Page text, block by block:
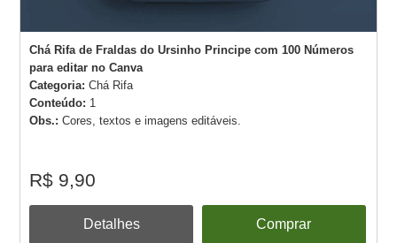
Chá Rifa de Fraldas do Ursinho Principe com 100 Números
para editar no Canva
Categoria:Chá Rifa
Conteúdo: 1
Obs.:Cores, textos e imagens editáveis.
R$ 9,90
Detalhes Comprar